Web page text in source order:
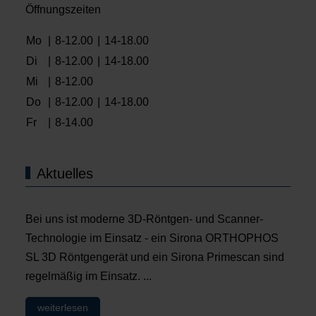
Öffnungszeiten
Mo 8-12.00
14-18.00
Di
8-12.00
14-18.00
Mi
8-12.00
Do
8-12.00
14-18.00
Fr
8-14.00
Aktuelles
Bei uns ist moderne 3D-Röntgen- und Scanner-
Technologie im Einsatz - ein Sirona ORTHOPHOS
SL 3D Röntgengerät und ein Sirona Primescan sind
regelmäßig im Einsatz. ...
weiterlesen